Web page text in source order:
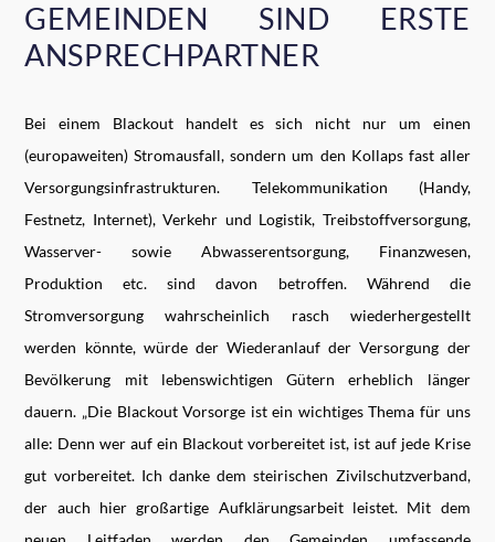
GEMEINDEN SIND ERSTE
ANSPRECHPARTNER
Bei einem Blackout handelt es sich nicht nur um einen
(europaweiten) Stromausfall, sondern um den Kollaps fast aller
Versorgungsinfrastrukturen. Telekommunikation (Handy,
Festnetz, Internet), Verkehr und Logistik, Treibstoffversorgung,
Wasserver- sowie Abwasserentsorgung, Finanzwesen,
Produktion etc. sind davon betroffen. Während die
Stromversorgung wahrscheinlich rasch wiederhergestellt
werden könnte, würde der Wiederanlauf der Versorgung der
Bevölkerung mit lebenswichtigen Gütern erheblich länger
dauern. „Die Blackout Vorsorge ist ein wichtiges Thema für uns
alle: Denn wer auf ein Blackout vorbereitet ist, ist auf jede Krise
gut vorbereitet. Ich danke dem steirischen Zivilschutzverband,
der auch hier großartige Aufklärungsarbeit leistet. Mit dem